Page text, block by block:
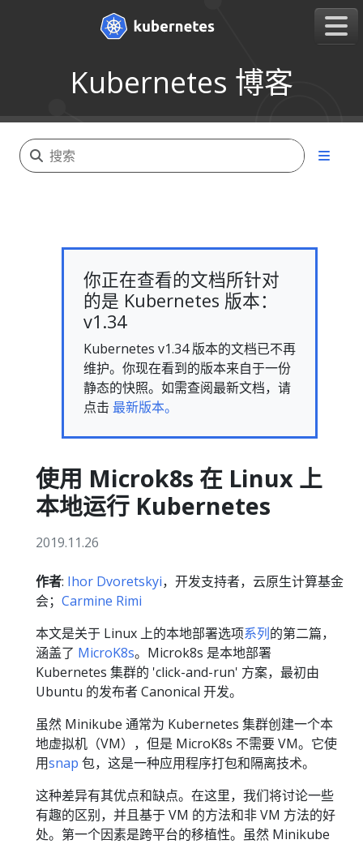
Kubernetes 博客
你正在查看的文档所针对
的是 Kubernetes 版本：
v1.34
Kubernetes v1.34 版本的文档已不再
维护。你现在看到的版本来自于一份
静态的快照。如需查阅最新文档，请
点击 最新版本。
使用 Microk8s 在 Linux 上
本地运行 Kubernetes
2019.11.26
作者: Ihor Dvoretskyi，开发支持者，云原生计算基金
会； Carmine Rimi
本文是关于 Linux 上的本地部署选项系列的第二篇，
涵盖了 MicroK8s。Microk8s 是本地部署
Kubernetes 集群的 'click-and-run' 方案，最初由
Ubuntu 的发布者 Canonical 开发。
虽然 Minikube 通常为 Kubernetes 集群创建一个本
地虚拟机（VM），但是 MicroK8s 不需要 VM。它使
用snap 包，这是一种应用程序打包和隔离技术。
这种差异有其优点和缺点。在这里，我们将讨论一些
有趣的区别，并且基于 VM 的方法和非 VM 方法的好
处。第一个因素是跨平台的移植性。虽然 Minikube